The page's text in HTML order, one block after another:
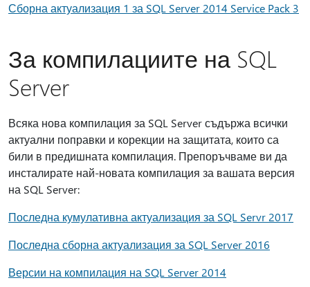
Сборна актуализация 1 за SQL Server 2014 Service Pack 3
За компилациите на SQL
Server
Всяка нова компилация за SQL Server съдържа всички
актуални поправки и корекции на защитата, които са
били в предишната компилация. Препоръчваме ви да
инсталирате най-новата компилация за вашата версия
на SQL Server:
Последна кумулативна актуализация за SQL Servr 2017
Последна сборна актуализация за SQL Server 2016
Версии на компилация на SQL Server 2014